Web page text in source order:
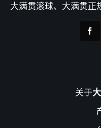
大满贯滚球、大满贯正
关于